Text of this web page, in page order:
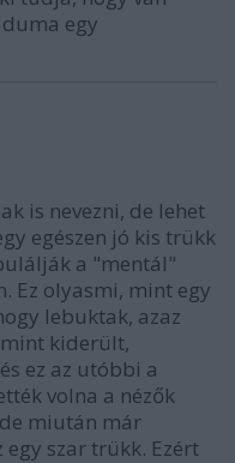
egy
is nevezni, de lehet
egészen jó kis trükk
a "mentál"
Ez olyasmi, mint egy
lebuktak, azaz
kiderült,
ez az utóbbi a
volna a nézők
miután már
szar trükk. Ezért